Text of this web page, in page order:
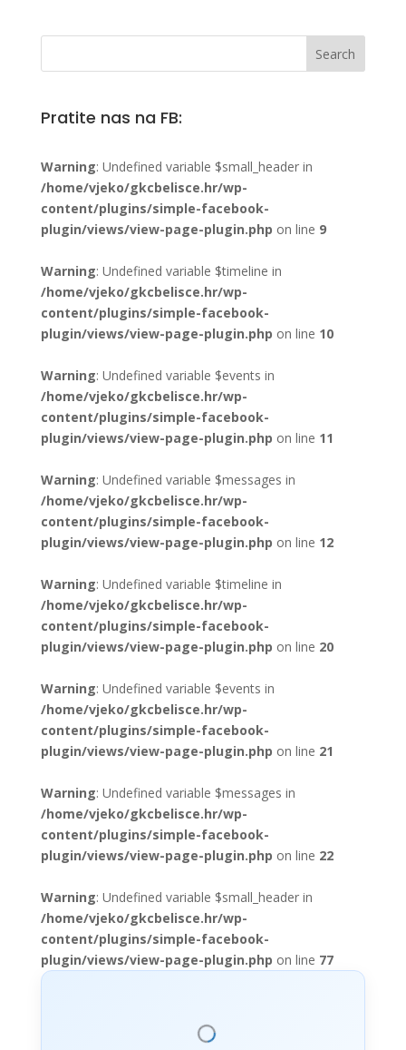
Pratite nas na FB:
Warning: Undefined variable $small_header in
/home/vjeko/gkcbelisce.hr/wp-
content/plugins/simple-facebook-
plugin/views/view-page-plugin.php on line 9
Warning: Undefined variable $timeline in
/home/vjeko/gkcbelisce.hr/wp-
content/plugins/simple-facebook-
plugin/views/view-page-plugin.php on line 10
Warning: Undefined variable $events in
/home/vjeko/gkcbelisce.hr/wp-
content/plugins/simple-facebook-
plugin/views/view-page-plugin.php on line 11
Warning: Undefined variable $messages in
/home/vjeko/gkcbelisce.hr/wp-
content/plugins/simple-facebook-
plugin/views/view-page-plugin.php on line 12
Warning: Undefined variable $timeline in
/home/vjeko/gkcbelisce.hr/wp-
content/plugins/simple-facebook-
plugin/views/view-page-plugin.php on line 20
Warning: Undefined variable $events in
/home/vjeko/gkcbelisce.hr/wp-
content/plugins/simple-facebook-
plugin/views/view-page-plugin.php on line 21
Warning: Undefined variable $messages in
/home/vjeko/gkcbelisce.hr/wp-
content/plugins/simple-facebook-
plugin/views/view-page-plugin.php on line 22
Warning: Undefined variable $small_header in
/home/vjeko/gkcbelisce.hr/wp-
content/plugins/simple-facebook-
plugin/views/view-page-plugin.php on line 77